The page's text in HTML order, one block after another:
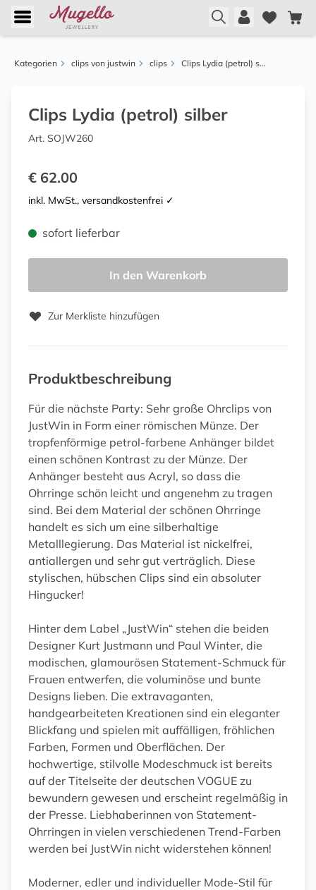
Kategorien clips von justwin clips Clips Lydia (petrol) silber
Clips Lydia (petrol) silber
Art. SOJW260
€ 62.00
inkl. MwSt., versandkostenfrei ✓
sofort lieferbar
In den Warenkorb
Zur Merkliste hinzufügen
Produktbeschreibung
Für die nächste Party: Sehr große Ohrclips von
JustWin in Form einer römischen Münze. Der
tropfenförmige petrol-farbene Anhänger bildet
einen schönen Kontrast zu der Münze. Der
Anhänger besteht aus Acryl, so dass die
Ohrringe schön leicht und angenehm zu tragen
sind. Bei dem Material der schönen Ohrringe
handelt es sich um eine silberhaltige
Metalllegierung. Das Material ist nickelfrei,
antiallergen und sehr gut verträglich. Diese
stylischen, hübschen Clips sind ein absoluter
Hingucker!
Hinter dem Label „JustWin“ stehen die beiden
Designer Kurt Justmann und Paul Winter, die
modischen, glamourösen Statement-Schmuck für
Frauen entwerfen, die voluminöse und bunte
Designs lieben. Die extravaganten,
handgearbeiteten Kreationen sind ein eleganter
Blickfang und spielen mit auffälligen, fröhlichen
Farben, Formen und Oberflächen. Der
hochwertige, stilvolle Modeschmuck ist bereits
auf der Titelseite der deutschen VOGUE zu
bewundern gewesen und erscheint regelmäßig in
der Presse. Liebhaberinnen von Statement-
Ohrringen in vielen verschiedenen Trend-Farben
werden bei JustWin nicht widerstehen können!
Moderner, edler und individueller Mode-Stil für